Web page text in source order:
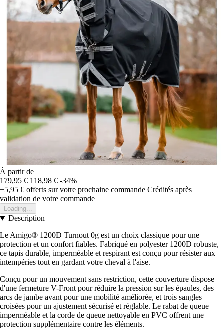
À partir de
179,95 € 118,98 € -34%
+5,95 € offerts sur votre prochaine commande Crédités après
validation de votre commande
Loading...
Description
Le Amigo® 1200D Turnout 0g est un choix classique pour une
protection et un confort fiables. Fabriqué en polyester 1200D robuste,
ce tapis durable, imperméable et respirant est conçu pour résister aux
intempéries tout en gardant votre cheval à l'aise.
Conçu pour un mouvement sans restriction, cette couverture dispose
d'une fermeture V-Front pour réduire la pression sur les épaules, des
arcs de jambe avant pour une mobilité améliorée, et trois sangles
croisées pour un ajustement sécurisé et réglable. Le rabat de queue
imperméable et la corde de queue nettoyable en PVC offrent une
protection supplémentaire contre les éléments.